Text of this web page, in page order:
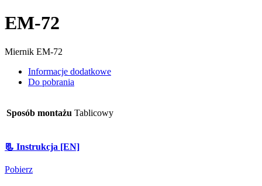
EM-72
Miernik EM-72
Informacje dodatkowe
Do pobrania
Sposób montażu Tablicowy
📃 Instrukcja [EN]
Pobierz